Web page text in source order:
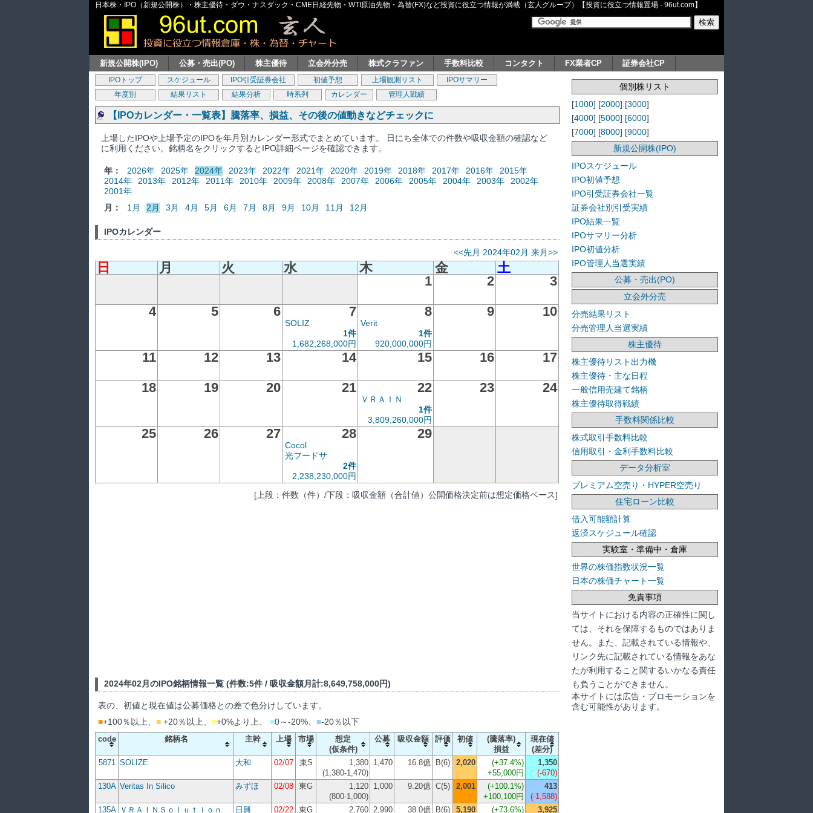
日本株・IPO（新規公開株）・株主優待・ダウ・ナスダック・CME日経先物・WTI原油先物・為替(FX)など投資に役立つ情報が満載（玄人グループ）【投資に役立つ情報置場 - 96ut.com】
新規公開株(IPO) 公募・売出(PO) 株主優待 立会外分売 株式クラファン 手数料比較 コンタクト FX業者CP 証券会社CP
IPOトップ スケジュール IPO引受証券会社 初値予想 上場観測リスト
IPOサマリー
年度別
結果リスト 結果分析 時系列 カレンダー 管理人戦績
【IPOカレンダー・一覧表】騰落率、損益、その後の値動きなどチェックに
上場したIPOや上場予定のIPOを年月別カレンダー形式でまとめています。 日にち全体での件数や吸収金額の確認など
に利用ください。銘柄名をクリックするとIPO詳細ページを確認できます。
年： 2026年 2025年 2024年 2023年 2022年 2021年 2020年 2019年 2018年 2017年 2016年
2015年
2014年
2013年 2012年 2011年 2010年 2009年 2008年 2007年 2006年 2005年 2004年 2003年
2002年
2001年
月：
1月 2月 3月 4月 5月 6月 7月 8月 9月 10月 11月 12月
IPOカレンダー
<<先月 2024年02月 来月>>
日 月 火 水 木 金
土
1
2
3
4
5 6 7
SOLIZ
1件
1,682,268,000円
8
Verit
1件
920,000,000円
9 10
11 12 13 14 15 16
17
18
19 20 21 22
ＶＲＡＩＮ
1件
3,809,260,000円
23 24
25 26 27 28
Cocol
光フードサ
2件
2,238,230,000円
29
[上段：件数（件）/下段：吸収金額（合計値）公開価格決定前は想定価格ベース]
2024年02月のIPO銘柄情報一覧 (件数:5件 / 吸収金額月計:8,649,758,000円)
表の、初値と現在値は公募価格との差で色分けしています。
■+100％以上、 ■ +20％以上、 ■+0%より上、 ■0～-20%、 ■-20％以下
code 銘柄名 主幹 上場 市場
想定
(仮条件)
公募 吸収金額 評価 初値
(騰落率)
損益
現在値
(差分)
5871
SOLIZE 大和 02/07 東S
1,380
(1,380-1,470)
1,470 16.8億 B(6) 2,020 (+37.4%)
+55,000円
1,350
(-670)
130A Veritas In Silico みずほ 02/08 東G
1,120
(800-1,000)
1,000 9.20億 C(5) 2,001 (+100.1%)
+100,100円
413
(-1,588)
135A
ＶＲＡＩＮＳｏｌｕｔｉｏｎ 日興 02/22 東G 2,760 2,990 38.0億 B(6) 5,190 (+73.6%) 3,925
個別株リスト
[1000] [2000] [3000]
[4000] [5000] [6000]
[7000] [8000] [9000]
新規公開株(IPO)
IPOスケジュール
IPO初値予想
IPO引受証券会社一覧
証券会社別引受実績
IPO結果一覧
IPOサマリー分析
IPO初値分析
IPO管理人当選実績
公募・売出(PO)
立会外分売
分売結果リスト
分売管理人当選実績
株主優待
株主優待リスト出力機
株主優待・主な日程
一般信用売建て銘柄
株主優待取得戦績
手数料関係比較
株式取引手数料比較
信用取引・金利手数料比較
データ分析室
プレミアム空売り・HYPER空売り
住宅ローン比較
借入可能額計算
返済スケジュール確認
実験室・準備中・倉庫
世界の株価指数状況一覧
日本の株価チャート一覧
免責事項
当サイトにおける内容の正確性に関し
ては、それを保障するものではありま
せん。また、記載されている情報や、
リンク先に記載されている情報をあな
たが利用すること関するいかなる責任
も負うことができません。
本サイトには広告・プロモーションを
含む可能性があります。